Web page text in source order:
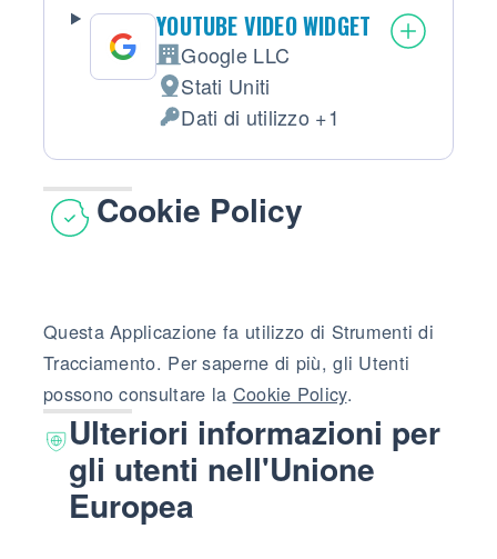
YOUTUBE VIDEO WIDGET
Azienda:
Google LLC
Luogo del trattamento:
Stati Uniti
Dati Personali trattati:
Dati di utilizzo +1
Cookie Policy
Questa Applicazione fa utilizzo di Strumenti di
Tracciamento. Per saperne di più, gli Utenti
possono consultare la Cookie Policy.
Ulteriori informazioni per
gli utenti nell'Unione
Europea